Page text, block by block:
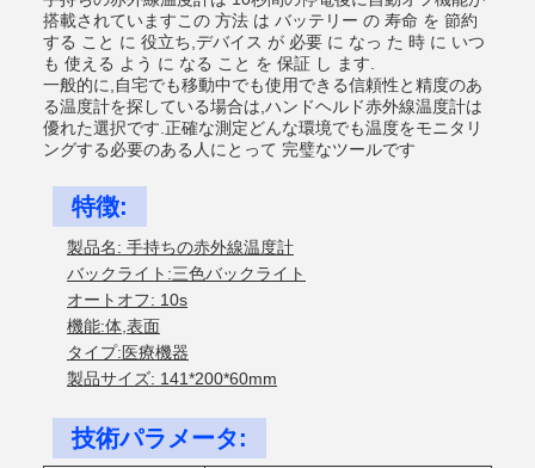
搭載されていますこの 方法 は バッテリー の 寿命 を 節約
する こと に 役立ち,デバイス が 必要 に なっ た 時 に いつ
も 使える よう に なる こと を 保証 し ます.
一般的に,自宅でも移動中でも使用できる信頼性と精度のあ
る温度計を探している場合は,ハンドヘルド赤外線温度計は
優れた選択です.正確な測定どんな環境でも温度をモニタリ
ングする必要のある人にとって 完璧なツールです
特徴:
製品名: 手持ちの赤外線温度計
バックライト:三色バックライト
オートオフ: 10s
機能:体,表面
タイプ:医療機器
製品サイズ: 141*200*60mm
技術パラメータ: